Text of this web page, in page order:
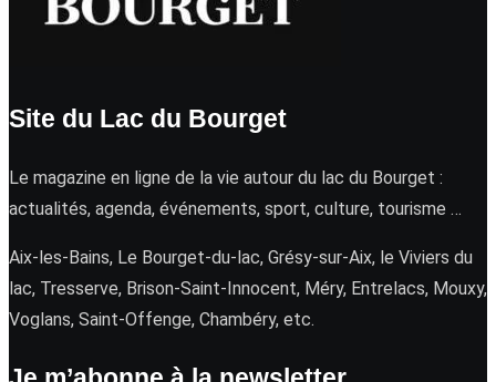
Site du Lac du Bourget
Le magazine en ligne de la vie autour du lac du Bourget :
actualités, agenda, événements, sport, culture, tourisme …
Aix-les-Bains, Le Bourget-du-lac, Grésy-sur-Aix, le Viviers du
lac, Tresserve, Brison-Saint-Innocent, Méry, Entrelacs, Mouxy,
Voglans, Saint-Offenge, Chambéry, etc.